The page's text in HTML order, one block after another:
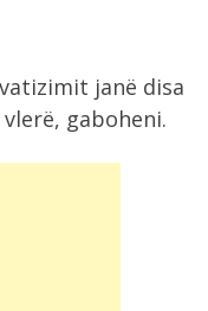
janë disa
gaboheni.